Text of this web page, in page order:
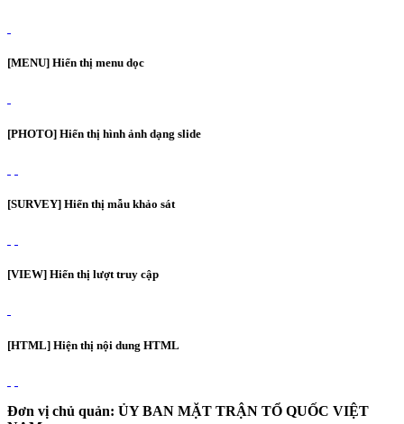
[MENU] Hiển thị menu dọc
[PHOTO] Hiển thị hình ảnh dạng slide
[SURVEY] Hiển thị mẫu khảo sát
[VIEW] Hiển thị lượt truy cập
[HTML] Hiện thị nội dung HTML
Đơn vị chủ quản: ỦY BAN MẶT TRẬN TỔ QUỐC VIỆT